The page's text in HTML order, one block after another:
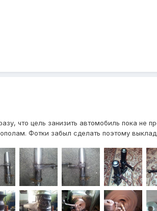
что цель занизить автомобиль пока не
Фотки забыл сделать поэтому